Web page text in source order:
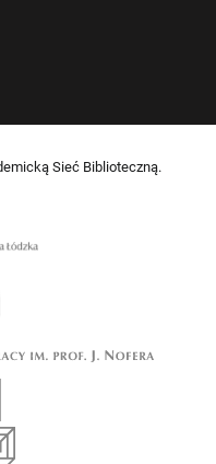
Sieć Biblioteczną.